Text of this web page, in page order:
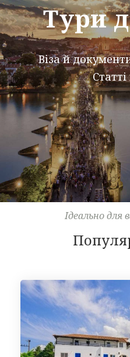
Тури
Віза й
Ідеально для